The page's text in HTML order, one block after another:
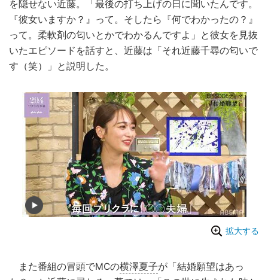
を隠せない近藤。「最後の打ち上げの日に聞いたんです。
『彼女いますか？』って。そしたら『何でわかったの？』
って。柔軟剤の匂いとかでわかるんですよ」と彼女を見抜
いたエピソードを話すと、近藤は「それ近藤千尋の匂いで
す（笑）」と説明した。
拡大する
また番組の冒頭でMCの横澤夏子が「結婚願望はあっ